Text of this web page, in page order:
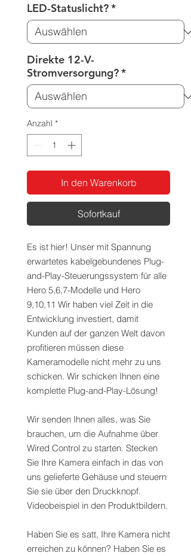
LED-Statuslicht?*
Direkte 12-V-
Stromversorgung?*
Anzahl *
In den Warenkorb
Sofortkauf
Es ist hier! Unser mit Spannung
erwartetes kabelgebundenes Plug-
and-Play-Steuerungssystem für alle
Hero 5,6,7-Modelle und Hero
9,10,11 Wir haben viel Zeit in die
Entwicklung investiert, damit
Kunden auf der ganzen Welt davon
profitieren müssen diese
Kameramodelle nicht mehr zu uns
schicken. Wir schicken Ihnen eine
komplette Plug-and-Play-Lösung!
Wir senden Ihnen alles, was Sie
brauchen, um die Aufnahme über
Wired Control zu starten. Stecken
Sie Ihre Kamera einfach in das von
uns gelieferte Gehäuse und steuern
Sie sie über den Druckknopf.
Videobeispiel in den Produktbildern.
Haben Sie es satt, Ihre Kamera nicht
erreichen zu können? Haben Sie es